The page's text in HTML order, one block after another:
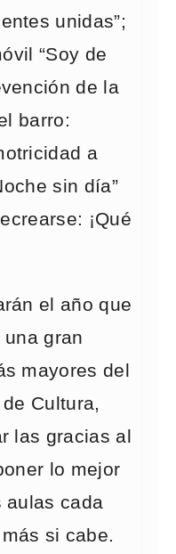
unidas”;
“Soy de
de la
barro:
a
sin día”
¡Qué
el año que
gran
mayores del
Cultura,
las gracias al
lo mejor
aulas cada
si cabe.